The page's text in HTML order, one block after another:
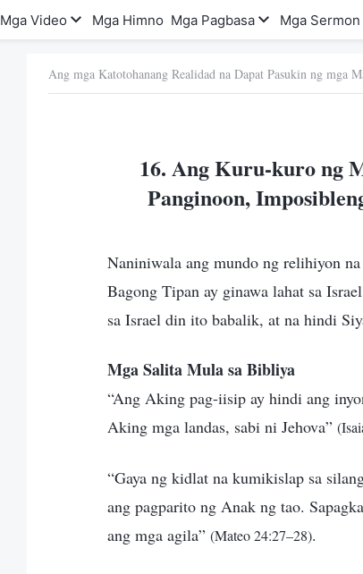
Mga Video Mga Himno Mga Pagbasa Mga
Ang mga Katotohanang Realidad na Dapat Pasukin ng mga
16. Ang Kuru-kuro ng
Panginoon,
Naniniwala ang mundo ng relihiyon
Bagong Tipan ay ginawa lahat sa
sa Israel din ito babalik, at na hindi
Mga Salita Mula sa Bibliya
“Ang Aking pag-iisip ay hindi ang
Aking mga landas, sabi ni Jehova”
“Gaya ng kidlat na kumikislap sa
ang pagparito ng Anak ng tao.
ang mga agila” (Mateo 24:27–28).